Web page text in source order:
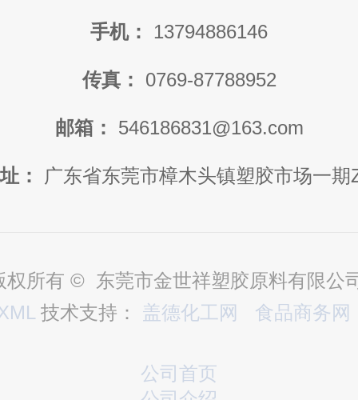
手机： 13794886146
传真： 0769-87788952
邮箱： 546186831@163.com
： 广东省东莞市樟木头镇塑胶市场一期
权所有 © 东莞市金世祥塑胶原料有限公
技术支持： 盖德化工网 食品商务网
公司首页